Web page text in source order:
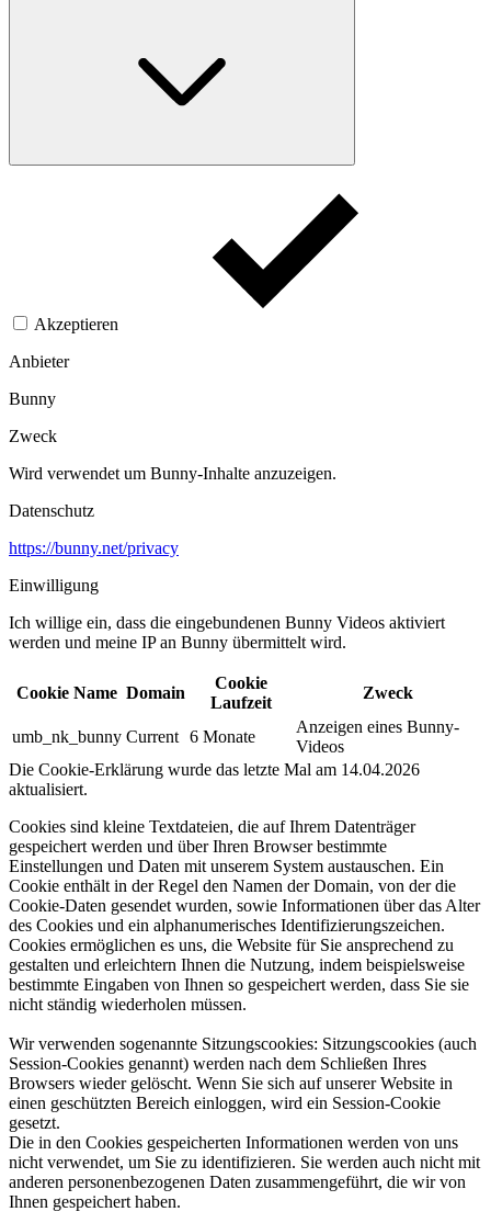
Akzeptieren
Anbieter
Bunny
Zweck
Wird verwendet um Bunny-Inhalte anzuzeigen.​
Datenschutz
https://bunny.net/privacy
Einwilligung
Ich willige ein, dass die eingebundenen Bunny Videos aktiviert
werden und meine IP an Bunny übermittelt wird.​
Cookie Name Domain
Cookie
Laufzeit
Zweck
umb_nk_bunny Current 6 Monate
Anzeigen eines Bunny-
Videos
Die Cookie-Erklärung wurde das letzte Mal am 14.04.2026
aktualisiert.
Cookies sind kleine Textdateien, die auf Ihrem Datenträger
gespeichert werden und über Ihren Browser bestimmte
Einstellungen und Daten mit unserem System austauschen. Ein
Cookie enthält in der Regel den Namen der Domain, von der die
Cookie-Daten gesendet wurden, sowie Informationen über das Alter
des Cookies und ein alphanumerisches Identifizierungszeichen.
Cookies ermöglichen es uns, die Website für Sie ansprechend zu
gestalten und erleichtern Ihnen die Nutzung, indem beispielsweise
bestimmte Eingaben von Ihnen so gespeichert werden, dass Sie sie
nicht ständig wiederholen müssen.​
Wir verwenden sogenannte Sitzungscookies: Sitzungscookies (auch
Session-Cookies genannt) werden nach dem Schließen Ihres
Browsers wieder gelöscht. Wenn Sie sich auf unserer Website in
einen geschützten Bereich einloggen, wird ein Session-Cookie
gesetzt.​
Die in den Cookies gespeicherten Informationen werden von uns
nicht verwendet, um Sie zu identifizieren. Sie werden auch nicht mit
anderen personenbezogenen Daten zusammengeführt, die wir von
Ihnen gespeichert haben.​